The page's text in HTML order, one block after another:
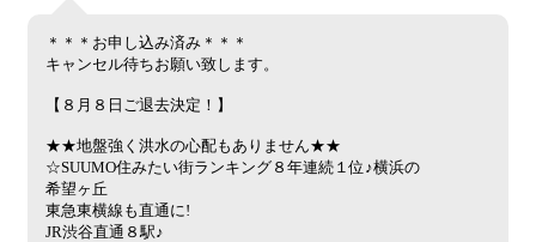
＊＊＊お申し込み済み＊＊＊
キャンセル待ちお願い致します。
【８月８日ご退去決定！】
★★地盤強く洪水の心配もありません★★
☆SUUMO住みたい街ランキング８年連続１位♪横浜の
希望ヶ丘
東急東横線も直通に!
JR渋谷直通８駅♪